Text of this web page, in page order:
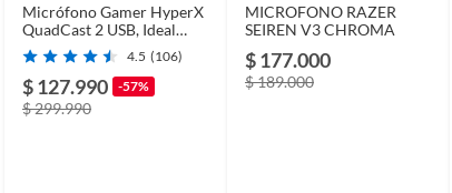
Micrófono Gamer HyperX
QuadCast 2 USB, Ideal
para Gaming y Streaming,
Calidad de Sonido
Profesional
4.5 (106)
$ 127.990 -57%
$ 299.990
MICROFONO RAZER
SEIREN V3 CHROMA
$ 177.000
$ 189.000